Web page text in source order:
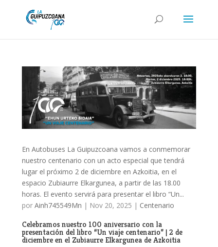
Celebramos nuestro 100 aniversario con la
presentación del libro “Un viaje centenario” | 2 de
diciembre en el Zubiaurre Elkargunea de Azkoitia
por Ainh745549Mn | Nov 20, 2025 | Centenario
En Autobuses La Guipuzcoana vamos a conmemorar
nuestro centenario con un acto especial que tendrá
lugar el próximo 2 de diciembre en Azkoitia, en el
espacio Zubiaurre Elkargunea, a partir de las 18.00
horas. El evento servirá para presentar el libro “Un...